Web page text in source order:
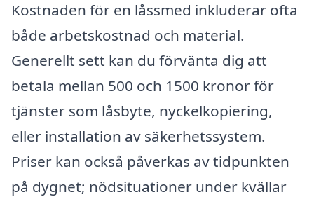
Kostnaden för en låssmed inkluderar ofta
både arbetskostnad och material.
Generellt sett kan du förvänta dig att
betala mellan 500 och 1500 kronor för
tjänster som låsbyte, nyckelkopiering,
eller installation av säkerhetssystem.
Priser kan också påverkas av tidpunkten
på dygnet; nödsituationer under kvällar